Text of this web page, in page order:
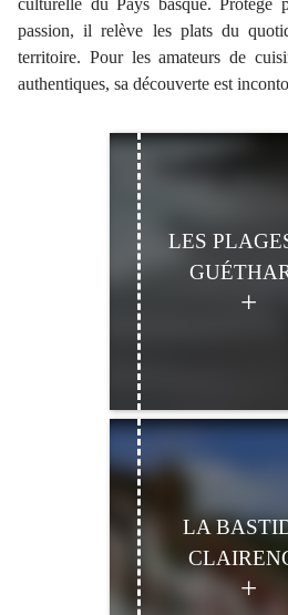
culturelle du Pays basque. Protégé
passion, il relève les plats du
territoire. Pour les amateurs de
authentiques, sa découverte est
LES
LA